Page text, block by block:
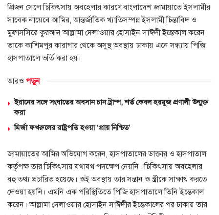
প্রিজন সেলে চিকিৎসায় অবহেলার কারণে বাংলাদেশ জামায়াতে ইসলামীর
সাবেক নায়েবে আমির, আন্তর্জাতিক খ্যাতিসম্পন্ন ইসলামী চিন্তাবিদ ও
মুফাসসিরে কুরআন আল্লামা দেলাওয়ার হোসাইন সাঈদী ইন্তেকাল করেন।
তাকে কাশিমপুর কারাগার থেকে অসুস্থ অবস্থায় ঢাকায় এনে সন্ধ্যায় পিজি
হাসপাতালে ভর্তি করা হয়।
আরও পড়ুন
ইরানের সঙ্গে সংঘাতের অবসান চান ট্রাম্প, শর্ত কেবল হরমুজ প্রণালী উন্মুক্ত
করা
মির্জা ফখরুলের রাষ্ট্রপতি হওয়া ‘প্রায় নিশ্চিত’
জামায়াতের আমির অভিযোগ করেন, হাসপাতালের ডাক্তার ও হাসপাতাল
কর্তৃপক্ষ তার চিকিৎসায় যথাযথ পদক্ষেপ নেয়নি। চিকিৎসায় অবহেলার
বহু তথ্য প্রচারিত হয়েছে। ওই অবস্থায় তার সন্তান ও স্ত্রীকে সাক্ষাৎ করতে
দেওয়া হয়নি। এমনি এক পরিস্থিতিতে পিজি হাসপাতালে তিনি ইন্তেকাল
করেন। আল্লামা দেলাওয়ার হোসাইন সাঈদীর ইন্তেকালের পর ঢাকায় তার